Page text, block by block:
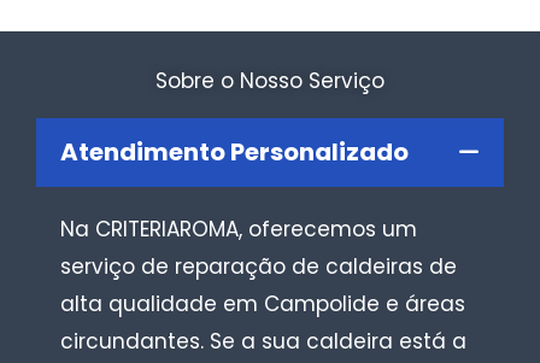
Sobre o Nosso Serviço
Atendimento Personalizado
Na CRITERIAROMA, oferecemos um
serviço de reparação de caldeiras de
alta qualidade em Campolide e áreas
circundantes. Se a sua caldeira está a